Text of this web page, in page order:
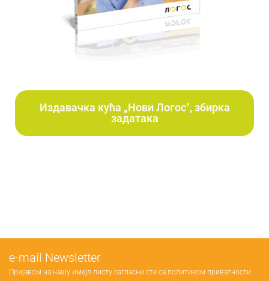
Издавачка кућа „Нови Логос", збирка
задатака
е-mail Newsletter
Пријавом на нашу имејл листу сагласни сте са политиком приватности